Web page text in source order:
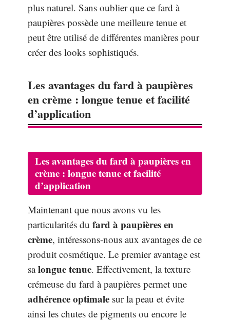
plus naturel. Sans oublier que ce fard à
paupières possède une meilleure tenue et
peut être utilisé de différentes manières pour
créer des looks sophistiqués.
Les avantages du fard à paupières
en crème : longue tenue et facilité
d’application
Les avantages du fard à paupières en
crème : longue tenueetfacilité
d’application
Maintenant que nous avons vu les
particularités du fard à paupières en
crème, intéressons-nous aux avantages de ce
produit cosmétique. Le premier avantage est
salongue tenue. Effectivement, la texture
crémeuse du fard à paupières permet une
adhérence optimale sur la peau et évite
ainsi les chutes de pigments ou encore le